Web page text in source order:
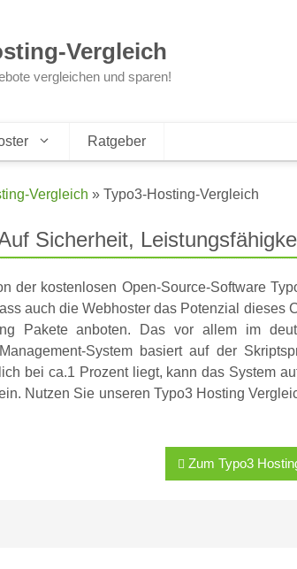
Vergleich
vergleichen und sparen!
Ratgeber
Vergleich » Typo3-Hosting-Vergleich
Sicherheit,
der kostenlosen Open-Source-Software
auch die Webhoster das Potenzial dieses
Pakete anboten. Das vor allem im
System basiert auf der
bei ca.1 Prozent liegt, kann das System
Nutzen Sie unseren Typo3 Hosting
Zum Typo3